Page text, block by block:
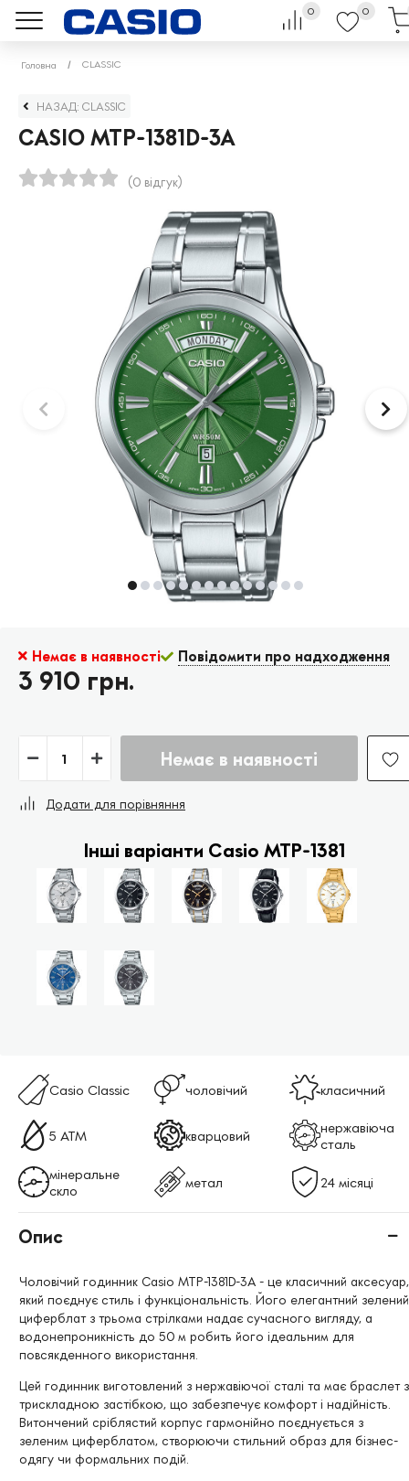
0 0
Головна CLASSIC
НАЗАД: CLASSIC
CASIO MTP-1381D-3A
(0 відгук)
Немає в наявності Повідомити про надходження
3 910 грн.
Немає в наявності
Додати для порівняння
Інші варіанти Casio MTP-1381
Casio Classic чоловічий класичний
5 ATM кварцовий
нержавіюча
сталь
мінеральне
скло
метал 24 місяці
Опис
Чоловічий годинник Casio MTP-1381D-3A - це класичний аксесуар,
який поєднує стиль і функціональність. Його елегантний зелений
циферблат з трьома стрілками надає сучасного вигляду, а
водонепроникність до 50 м робить його ідеальним для
повсякденного використання.
Цей годинник виготовлений з нержавіючої сталі та має браслет з
трискладною застібкою, що забезпечує комфорт і надійність.
Витончений сріблястий корпус гармонійно поєднується з
зеленим циферблатом, створюючи стильний образ для бізнес-
одягу чи формальних подій.